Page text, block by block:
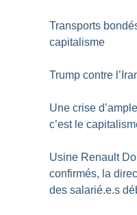
Transports
capitalisme
Trump contre
Une crise
c’est le
Usine Renault
confirmés, la
des salarié.e.s